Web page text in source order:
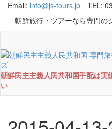
Email: info@js-tours.jp
TEL:
朝鮮旅行・ツアーなら専門の
朝鮮民主主義人民共和国手配は
い